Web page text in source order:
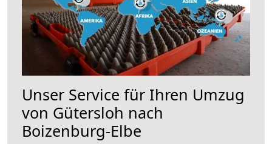
Unser Service für Ihren Umzug
von Gütersloh nach
Boizenburg-Elbe